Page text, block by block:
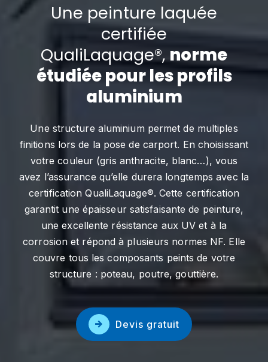
Une peinture laquée
certifiée
QualiLaquage®, norme
étudiée pour les profils
aluminium
Une structure aluminium permet de multiples
finitions lors de la pose de carport. En choisissant
votre couleur (gris anthracite, blanc…), vous
avez l’assurance qu’elle durera longtemps avec la
certification QualiLaquage®. Cette certification
garantit une épaisseur satisfaisante de peinture,
une excellente résistance aux UV et à la
corrosion et répond à plusieurs normes NF. Elle
couvre tous les composants peints de votre
structure : poteau, poutre, gouttière.
Devis gratuit